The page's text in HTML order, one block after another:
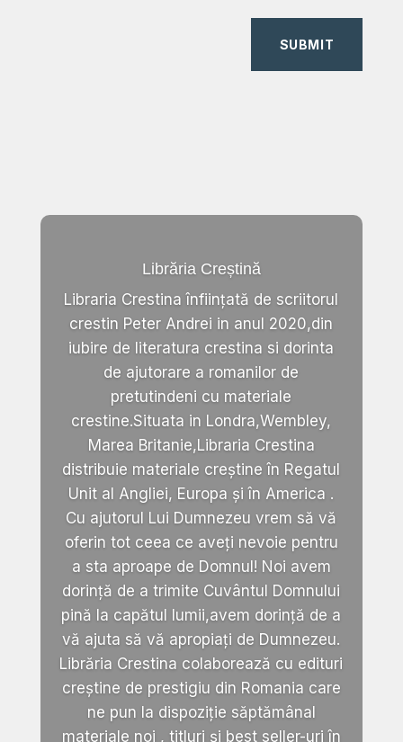
SUBMIT
Librăria Creștină
Libraria Crestina înființată de scriitorul
crestin Peter Andrei in anul 2020,din
iubire de literatura crestina si dorinta
de ajutorare a romanilor de
pretutindeni cu materiale
crestine.Situata in Londra,Wembley,
Marea Britanie,Libraria Crestina
distribuie materiale creștine în Regatul
Unit al Angliei, Europa și în America .
Cu ajutorul Lui Dumnezeu vrem să vă
oferin tot ceea ce aveți nevoie pentru
a sta aproape de Domnul! Noi avem
dorință de a trimite Cuvântul Domnului
pină la capătul lumii,avem dorință de a
vă ajuta să vă apropiați de Dumnezeu.
Librăria Crestina colaborează cu edituri
creștine de prestigiu din Romania care
ne pun la dispoziție săptămânal
materiale noi , titluri și best seller-uri în